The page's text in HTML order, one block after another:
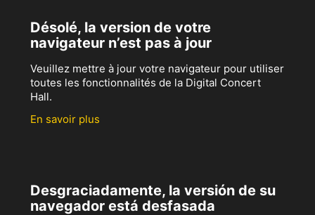
Désolé, la version de votre
navigateur n’est pas à jour
Veuillez mettre à jour votre navigateur pour utiliser
toutes les fonctionnalités de la Digital Concert
Hall.
En savoir plus
Desgraciadamente, la versión de su
navegador está desfasada